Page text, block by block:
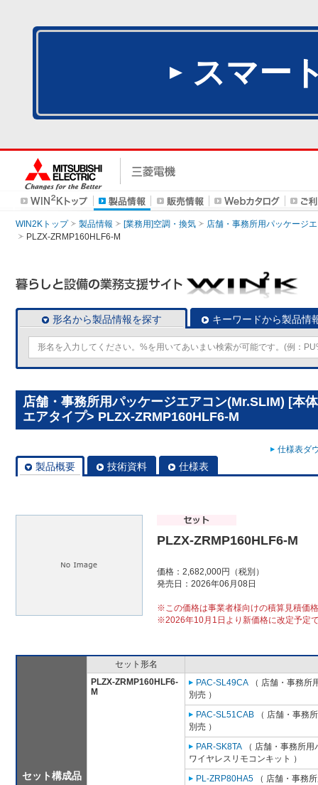
スマー
WIN2Kトップ 製品情報 [業務用]空調・換気
店舗・事務所用パッケージ
PLZX-ZRMP160HLF6-M
形名から製品情報を探す キーワードから製品情
店舗・事務所用パッケージエアコン(Mr.SLIM) [本
エアタイプ> PLZX-ZRMP160HLF6-M
仕様表ダ
製品概要 技術資料 仕様表
PLZX-ZRMP160HLF6-M
価格：2,682,000円（税別）
発売日：2026年06月08日
※この価格は事業者様向けの積算見積価
※2026年10月1日より新価格に改定予定
セット構成品
セット形名
PLZX-ZRMP160HLF6-
M
PAC-SL49CA （ 店舗・事務所
別売 ）
PAC-SL51CAB （ 店舗・事務
別売 ）
PAR-SK8TA （ 店舗・事務所
ワイヤレスリモコンキット ）
PL-ZRP80HA5 （ 店舗・事務